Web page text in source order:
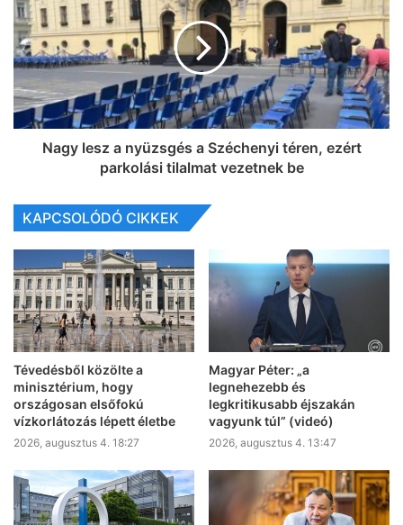
Nagy lesz a nyüzsgés a Széchenyi téren, ezért
parkolási tilalmat vezetnek be
KAPCSOLÓDÓ CIKKEK
Tévedésből közölte a
minisztérium, hogy
országosan elsőfokú
vízkorlátozás lépett életbe
2026, augusztus 4. 18:27
Magyar Péter: „a
legnehezebb és
legkritikusabb éjszakán
vagyunk túl” (videó)
2026, augusztus 4. 13:47